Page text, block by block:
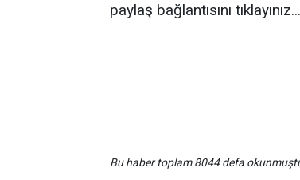
paylaş bağlantısını tıklayınız...
Bu haber toplam 8044 defa